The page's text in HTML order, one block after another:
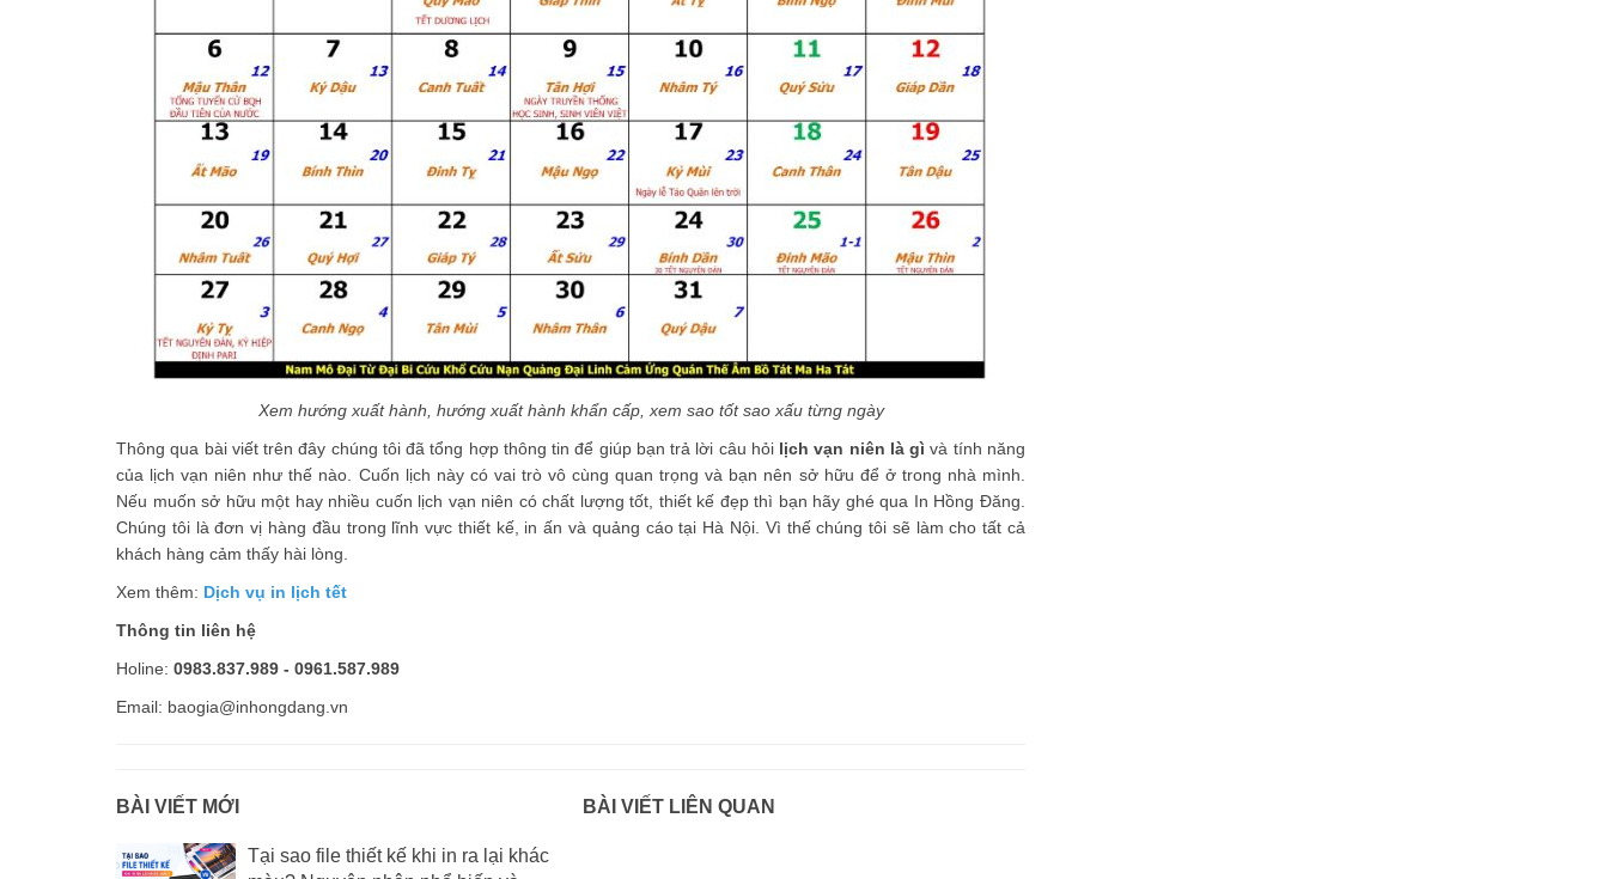
Xem hướng xuất hành, hướng xuất hành khẩn cấp, xem sao tốt sao xấu từng ngày
Thông qua bài viết trên đây chúng tôi đã tổng hợp thông tin để giúp bạn trả lời câu hỏi lịch vạn niên là gì và tính năng
của lịch vạn niên như thế nào. Cuốn lịch này có vai trò vô cùng quan trọng và bạn nên sở hữu để ở trong nhà mình.
Nếu muốn sở hữu một hay nhiều cuốn lịch vạn niên có chất lượng tốt, thiết kế đẹp thì bạn hãy ghé qua In Hồng Đăng.
Chúng tôi là đơn vị hàng đầu trong lĩnh vực thiết kế, in ấn và quảng cáo tại Hà Nội. Vì thế chúng tôi sẽ làm cho tất cả
khách hàng cảm thấy hài lòng.
Xem thêm: Dịch vụ in lịch tết
Thông tin liên hệ
Holine: 0983.837.989 - 0961.587.989
Email: baogia@inhongdang.vn
BÀI VIẾT MỚI
Tại sao file thiết kế khi in ra lại khác
BÀI VIẾT LIÊN QUAN